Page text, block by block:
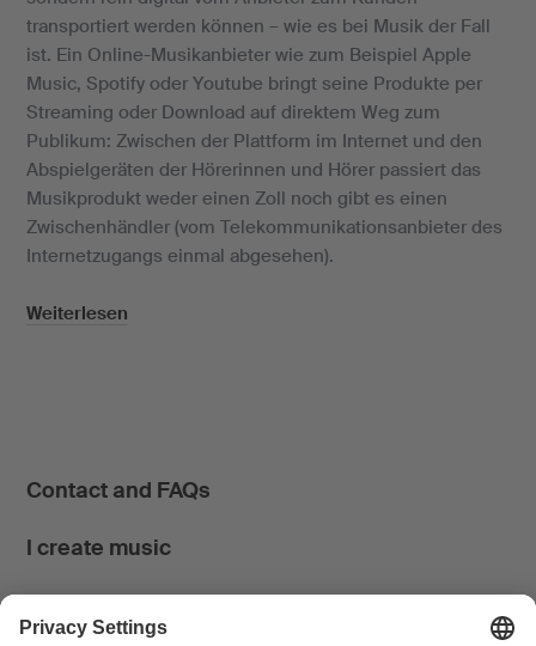
transportiert werden können – wie es bei Musik der Fall
ist. Ein Online-Musikanbieter wie zum Beispiel Apple
Music, Spotify oder Youtube bringt seine Produkte per
Streaming oder Download auf direktem Weg zum
Publikum: Zwischen der Plattform im Internet und den
Abspielgeräten der Hörerinnen und Hörer passiert das
Musikprodukt weder einen Zoll noch gibt es einen
Zwischenhändler (vom Telekommunikationsanbieter des
Internetzugangs einmal abgesehen).
Weiterlesen
Contact and FAQs
I create music